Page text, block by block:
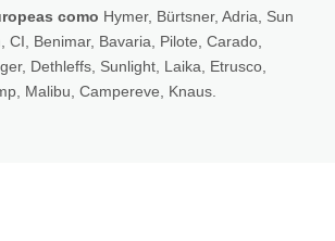
como Hymer, Bürtsner, Adria, Sun
CI, Benimar, Bavaria, Pilote, Carado,
Dethleffs, Sunlight, Laika, Etrusco,
Malibu, Campereve, Knaus.